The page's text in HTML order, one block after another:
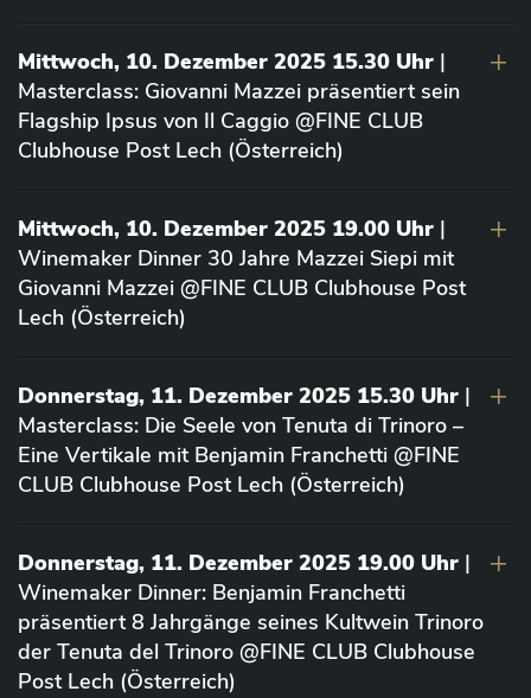
Mittwoch, 10. Dezember 2025 15.30 Uhr |
Masterclass: Giovanni Mazzei präsentiert sein
Flagship Ipsus von Il Caggio @FINE CLUB
Clubhouse Post Lech (Österreich)
Mittwoch, 10. Dezember 2025 19.00 Uhr |
Winemaker Dinner 30 Jahre Mazzei Siepi mit
Giovanni Mazzei @FINE CLUB Clubhouse Post
Lech (Österreich)
Donnerstag, 11. Dezember 2025 15.30 Uhr |
Masterclass: Die Seele von Tenuta di Trinoro –
Eine Vertikale mit Benjamin Franchetti @FINE
CLUB Clubhouse Post Lech (Österreich)
Donnerstag, 11. Dezember 2025 19.00 Uhr |
Winemaker Dinner: Benjamin Franchetti
präsentiert 8 Jahrgänge seines Kultwein Trinoro
der Tenuta del Trinoro @FINE CLUB Clubhouse
Post Lech (Österreich)